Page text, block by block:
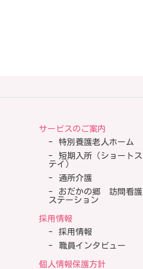
サービスのご案内
特別養護老人ホーム
短期入所（ショートス
テイ）
通所介護
おだかの郷 訪問看護
ステーション
採用情報
採用情報
職員インタビュー
個人情報保護方針